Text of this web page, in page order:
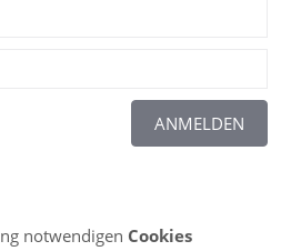
notwendigen Cookies